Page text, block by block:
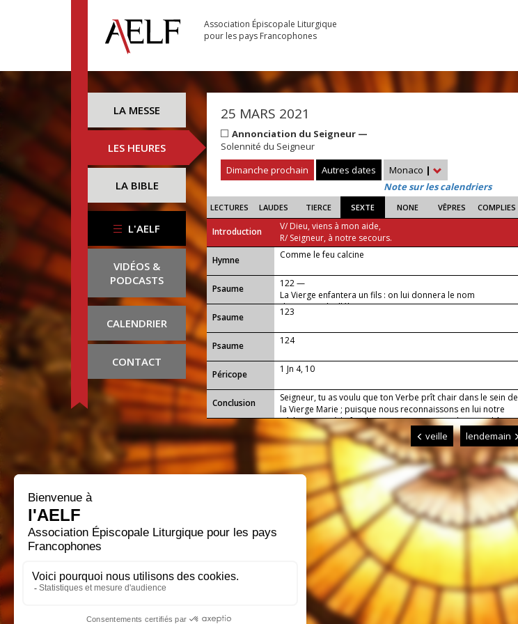
Association Épiscopale Liturgique
pour les pays Francophones
LA MESSE
LES HEURES
LA BIBLE
L'AELF
VIDÉOS &
PODCASTS
CALENDRIER
CONTACT
25 MARS 2021
Annonciation du Seigneur —
Solennité du Seigneur
Dimanche prochain
Autres dates Monaco |
Note sur les calendriers
LECTURES LAUDES TIERCE SEXTE NONE VÊPRES COMPLIES
Introduction
V/ Dieu, viens à mon aide,
R/ Seigneur, à notre secours.
...
Hymne Comme le feu calcine
Psaume
122 —
La Vierge enfantera un fils : on lui donnera le nom
d'Emmanuel (alléluia).
Psaume
123
Psaume 124
Péricope 1 Jn 4, 10
Conclusion
Seigneur, tu as voulu que ton Verbe prît chair dans le sein de
la Vierge Marie ; puisque nous reconnaissons en lui notre
Rédempteur, à la fois homme et Dieu, accorde-nous d'être
participants de sa nature divine. Lui qui règne.
veille lendemain